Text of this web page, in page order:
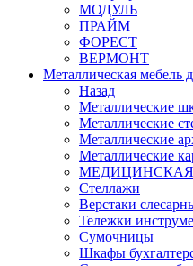
МОДУЛЬ
ПРАЙМ
ФОРЕСТ
ВЕРМОНТ
Металлическая мебель
Назад
Металлические
Металлические
Металлические
Металлические
МЕДИЦИНСКАЯ
Стеллажи
Верстаки
Тележки
Сумочницы
Шкафы